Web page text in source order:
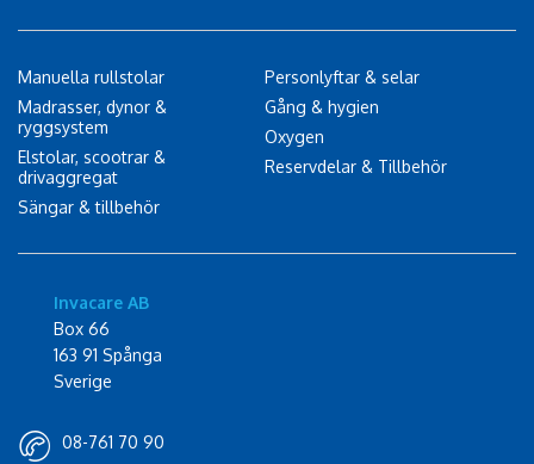
Manuella rullstolar
Madrasser, dynor &
ryggsystem
Elstolar, scootrar &
drivaggregat
Sängar & tillbehör
Personlyftar & selar
Gång & hygien
Oxygen
Reservdelar & Tillbehör
Invacare AB
Box 66
163 91 Spånga
Sverige
08-761 70 90